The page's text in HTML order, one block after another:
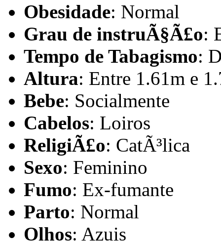
Obesidade: Normal
Grau de instruÃ§Ã£o:
Tempo de Tabagismo:
Altura: Entre 1.61m e
Bebe: Socialmente
Cabelos: Loiros
ReligiÃ£o: CatÃ³lica
Sexo: Feminino
Fumo: Ex-fumante
Parto: Normal
Olhos: Azuis